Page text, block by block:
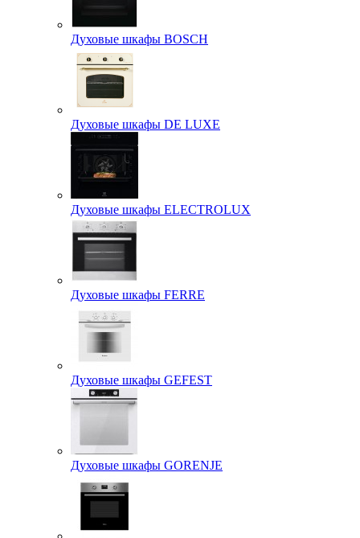
Духовые шкафы BOSCH
Духовые шкафы DE LUXE
Духовые шкафы ELECTROLUX
Духовые шкафы FERRE
Духовые шкафы GEFEST
Духовые шкафы GORENJE